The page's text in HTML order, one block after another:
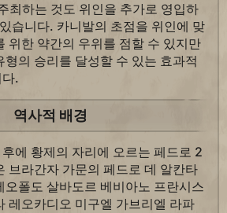
최하는 것도 위인을 추가로 영입하
습니다. 카니발의 초점을 위인에 맞
위한 약간의 우위를 점할 수 있지만
형의 승리를 달성할 수 있는 효과적
.
역사적 배경
에 황제의 자리에 오르는 페드로 2
브라간자 가문의 페드로 데 알칸타
오폴도 살바도르 베비아노 프란시스
레오카디오 미구엘 가브리엘 라파